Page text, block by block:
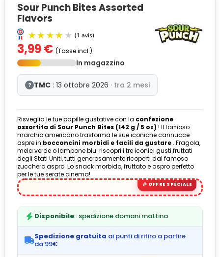
Sour Punch Bites Assorted
Flavors
(1 avis)
3,99 € (Tasse incl.)
In magazzino
? TMC : 13 ottobre 2026 · tra 2 mesi
Risveglia le tue papille gustative con la confezione
assortita di Sour Punch Bites (142 g / 5 oz) ! Il famoso
marchio americano trasforma le sue iconiche cannucce
aspre in bocconcini morbidi e facili da gustare . Fragola,
mela verde o lampone blu: riscopri i tre iconici gusti fruttati
degli Stati Uniti, tutti generosamente ricoperti dal famoso
zucchero aspro. Lo snack morbido, fruttato e aspro perfetto
per le tue serate cinema!
Disponibile : spedizione domani mattina
Spedizione gratuita ai punti di ritiro a partire
da 99€